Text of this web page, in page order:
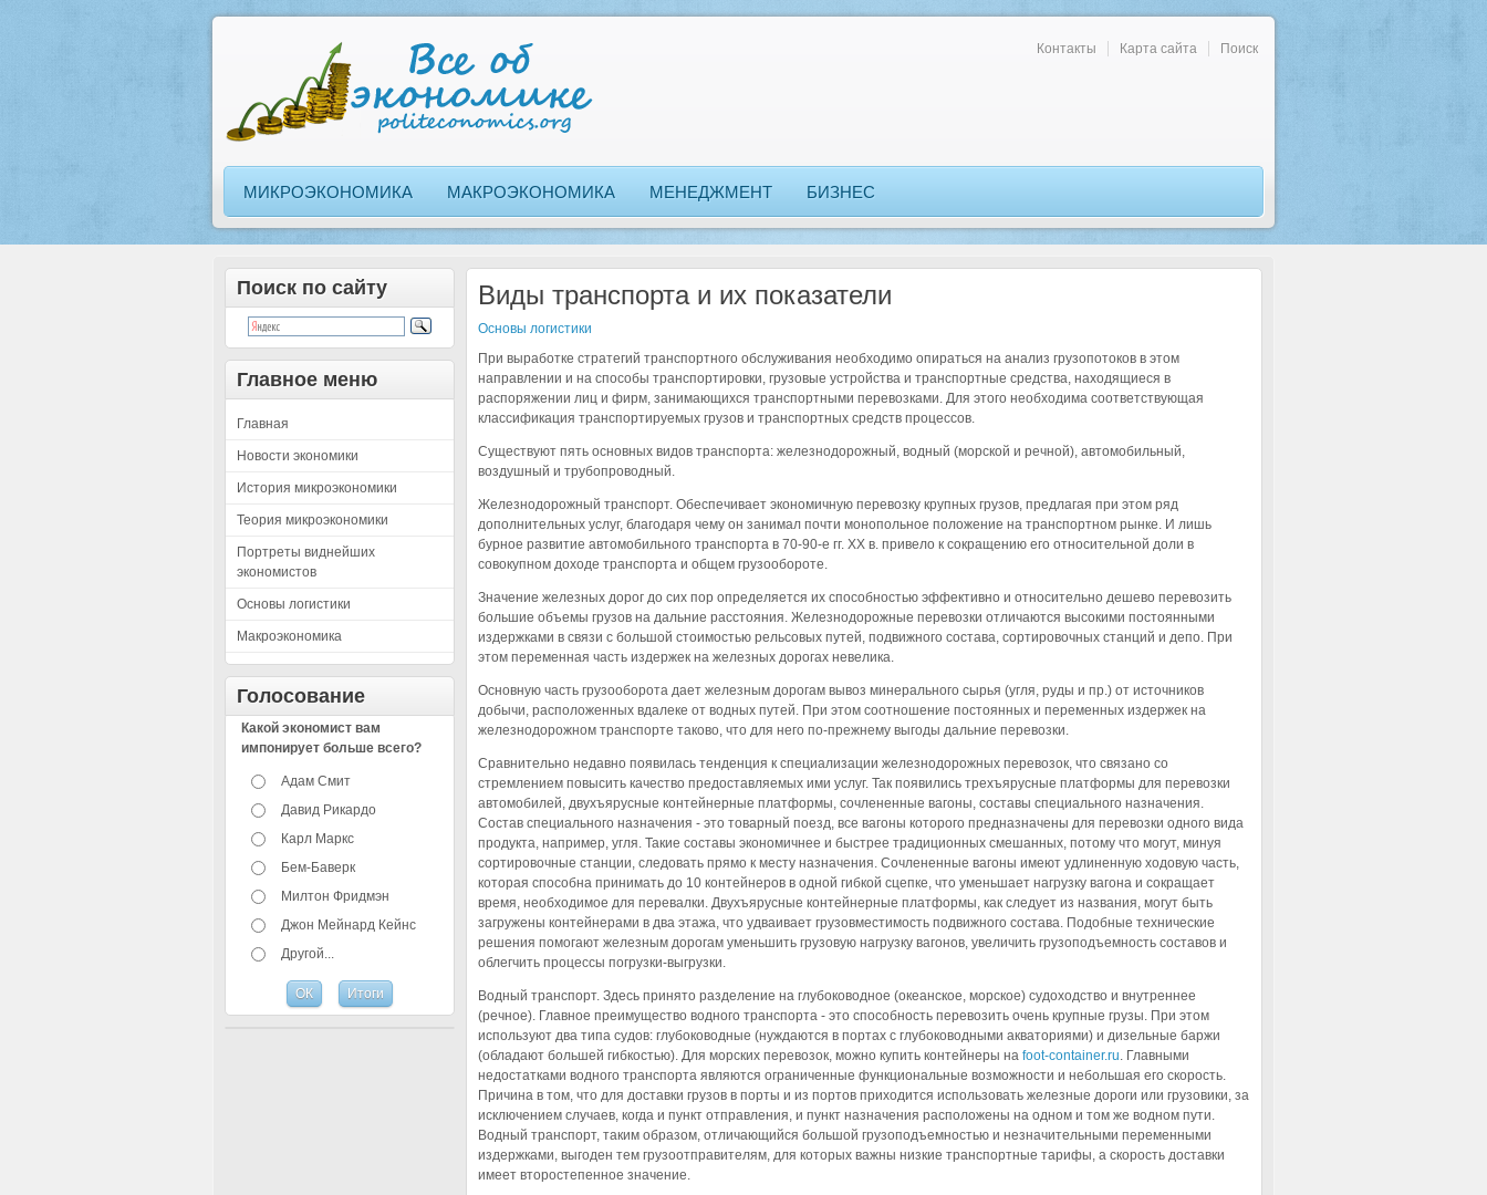
Контакты Карта сайта Поиск
МИКРОЭКОНОМИКА МАКРОЭКОНОМИКА МЕНЕДЖМЕНТ БИЗНЕС
Поиск по сайту
Главное меню
Главная
Новости экономики
История микроэкономики
Теория микроэкономики
Портреты виднейших
экономистов
Основы логистики
Макроэкономика
Голосование
Какой экономист вам
импонирует больше всего?
Адам Смит
Давид Рикардо
Карл Маркс
Бем-Баверк
Милтон Фридмэн
Джон Мейнард Кейнс
Другой...
Виды транспорта и их показатели
Основы логистики
При выработке стратегий транспортного обслуживания необходимо опираться на анализ грузопотоков в этом
направлении и на способы транспортировки, грузовые устройства и транспортные средства, находящиеся в
распоряжении лиц и фирм, занимающихся транспортными перевозками. Для этого необходима соответствующая
классификация транспортируемых грузов и транспортных средств процессов.
Существуют пять основных видов транспорта: железнодорожный, водный (морской и речной), автомобильный,
воздушный и трубопроводный.
Железнодорожный транспорт. Обеспечивает экономичную перевозку крупных грузов, предлагая при этом ряд
дополнительных услуг, благодаря чему он занимал почти монопольное положение на транспортном рынке. И лишь
бурное развитие автомобильного транспорта в 70-90-е гг. XX в. привело к сокращению его относительной доли в
совокупном доходе транспорта и общем грузообороте.
Значение железных дорог до сих пор определяется их способностью эффективно и относительно дешево перевозить
большие объемы грузов на дальние расстояния. Железнодорожные перевозки отличаются высокими постоянными
издержками в связи с большой стоимостью рельсовых путей, подвижного состава, сортировочных станций и депо. При
этом переменная часть издержек на железных дорогах невелика.
Основную часть грузооборота дает железным дорогам вывоз минерального сырья (угля, руды и пр.) от источников
добычи, расположенных вдалеке от водных путей. При этом соотношение постоянных и переменных издержек на
железнодорожном транспорте таково, что для него по-прежнему выгоды дальние перевозки.
Сравнительно недавно появилась тенденция к специализации железнодорожных перевозок, что связано со
стремлением повысить качество предоставляемых ими услуг. Так появились трехъярусные платформы для перевозки
автомобилей, двухъярусные контейнерные платформы, сочлененные вагоны, составы специального назначения.
Состав специального назначения - это товарный поезд, все вагоны которого предназначены для перевозки одного вида
продукта, например, угля. Такие составы экономичнее и быстрее традиционных смешанных, потому что могут, минуя
сортировочные станции, следовать прямо к месту назначения. Сочлененные вагоны имеют удлиненную ходовую часть,
которая способна принимать до 10 контейнеров в одной гибкой сцепке, что уменьшает нагрузку вагона и сокращает
время, необходимое для перевалки. Двухъярусные контейнерные платформы, как следует из названия, могут быть
загружены контейнерами в два этажа, что удваивает грузовместимость подвижного состава. Подобные технические
решения помогают железным дорогам уменьшить грузовую нагрузку вагонов, увеличить грузоподъемность составов и
облегчить процессы погрузки-выгрузки.
Водный транспорт. Здесь принято разделение на глубоководное (океанское, морское) судоходство и внутреннее
(речное). Главное преимущество водного транспорта - это способность перевозить очень крупные грузы. При этом
используют два типа судов: глубоководные (нуждаются в портах с глубоководными акваториями) и дизельные баржи
(обладают большей гибкостью). Для морских перевозок, можно купить контейнеры наfoot-container.ru. Главными
недостатками водного транспорта являются ограниченные функциональные возможности и небольшая его скорость.
Причина в том, что для доставки грузов в порты и из портов приходится использовать железные дороги или грузовики, за
исключением случаев, когда и пункт отправления, и пункт назначения расположены на одном и том же водном пути.
Водный транспорт, таким образом, отличающийся большой грузоподъемностью и незначительными переменными
издержками, выгоден тем грузоотправителям, для которых важны низкие транспортные тарифы, а скорость доставки
имеет второстепенное значение.